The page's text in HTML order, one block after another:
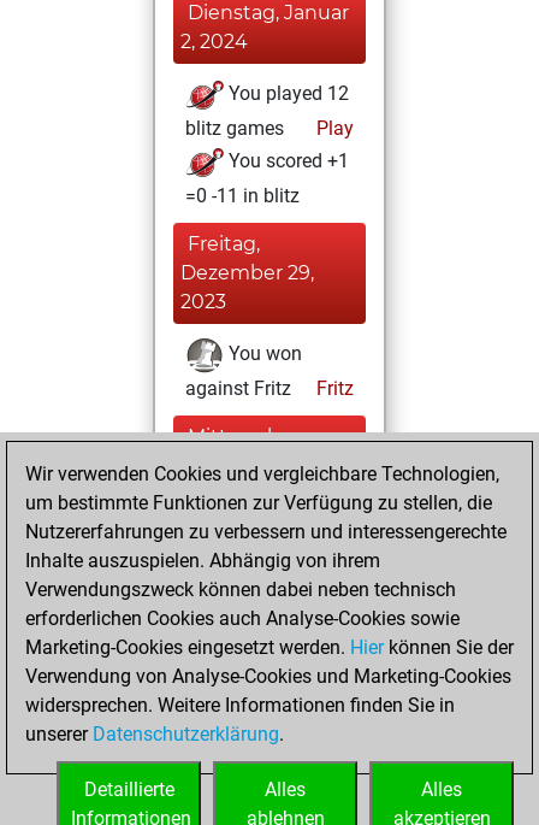
Dienstag, Januar
2, 2024
You played 12
blitz games
Play
You scored +1
=0 -11 in blitz
Freitag,
Dezember 29,
2023
You won
against Fritz
Fritz
Mittwoch,
Dezember 27,
2023
your Fritz account
Fritz
Dienstag,
Dezember 26,
2023
You created
your Studies account
Studies
Wir verwenden Cookies und vergleichbare Technologien,
um bestimmte Funktionen zur Verfügung zu stellen, die
Nutzererfahrungen zu verbessern und interessengerechte
Inhalte auszuspielen. Abhängig von ihrem
Verwendungszweck können dabei neben technisch
erforderlichen Cookies auch Analyse-Cookies sowie
Marketing-Cookies eingesetzt werden. Hierkönnen Sie der
Verwendung von Analyse-Cookies und Marketing-Cookies
widersprechen. Weitere Informationen finden Sie in
unserer Datenschutzerklärung.
Alles
akzeptieren
Alles
ablehnen
Detaillierte
Informationen